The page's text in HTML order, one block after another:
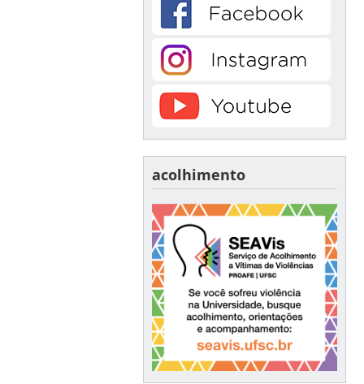
acolhimento